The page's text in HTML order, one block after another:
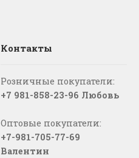
Контакты
Розничные покупатели:
+7 981-858-23-96 Любовь
Оптовые покупатели:
+7-981-705-77-69
Валентин